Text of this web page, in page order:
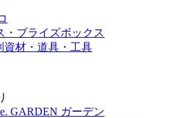
・ブライズボックス
資材・道具・工具
GARDEN ガーデン